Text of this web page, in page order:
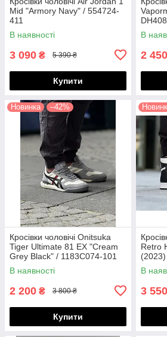
Mid "Armory Navy" / 554724-
411
В наявності
3 090 ₴ 5 390 ₴
Купити
В
2 450
Новинка –42%
Кросівки чоловічі Onitsuka
Tiger Ultimate 81 EX "Cream
Grey Black" / 1183C074-101
В наявності
2 200 ₴ 3 800 ₴
Купити
Retro
В
3 550